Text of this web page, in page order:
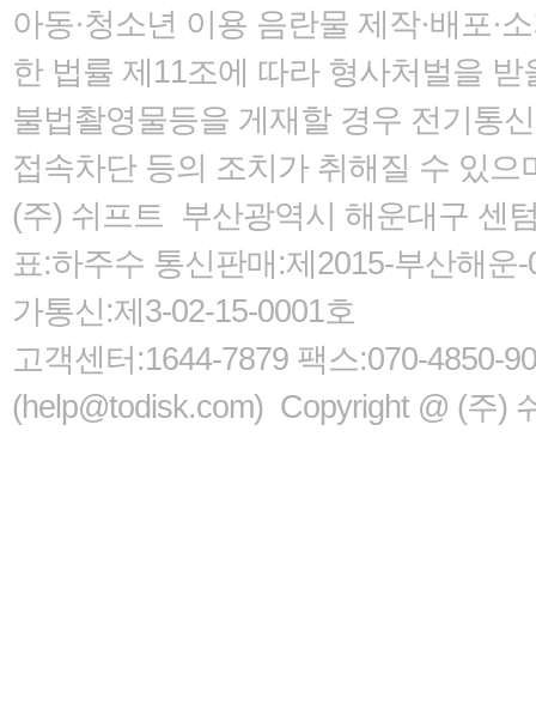
아동·청소년 이용 음란물 제작·배포·
한 법률 제11조에 따라 형사처벌을 받
불법촬영물등을 게재할 경우 전기통
접속차단 등의 조치가 취해질 수 있으
(주) 쉬프트 부산광역시 해운대구 센
표:하주수 통신판매:제2015-부산해
가통신:제3-02-15-0001호
고객센터:1644-7879 팩스:070-4850-
(help@todisk.com) Copyright @ (주)